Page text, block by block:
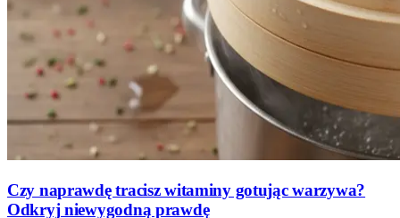
Czy naprawdę tracisz witaminy gotując warzywa?
Odkryj niewygodną prawdę